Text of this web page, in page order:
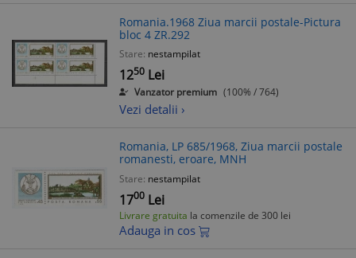
Romania.1968 Ziua marcii postale-Pictura
bloc 4 ZR.292
Stare: nestampilat
1250 Lei
Vanzator premium (100% / 764)
Vezi detalii ›
Romania, LP 685/1968, Ziua marcii postale
romanesti, eroare, MNH
Stare: nestampilat
1700 Lei
Livrare gratuita la comenzile de 300 lei
Adauga in cos